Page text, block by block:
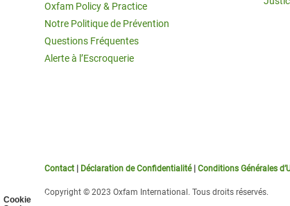
Cookie
Oxfam Policy & Practice
Notre Politique de Prévention
Questions Fréquentes
Alerte à l’Escroquerie
Contact Déclaration de Confidentialité| Conditions Générales
Copyright © 2023 Oxfam International. Tous droits réservés.